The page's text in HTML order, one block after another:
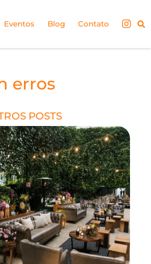
Eventos Blog Contato
erros
POSTS